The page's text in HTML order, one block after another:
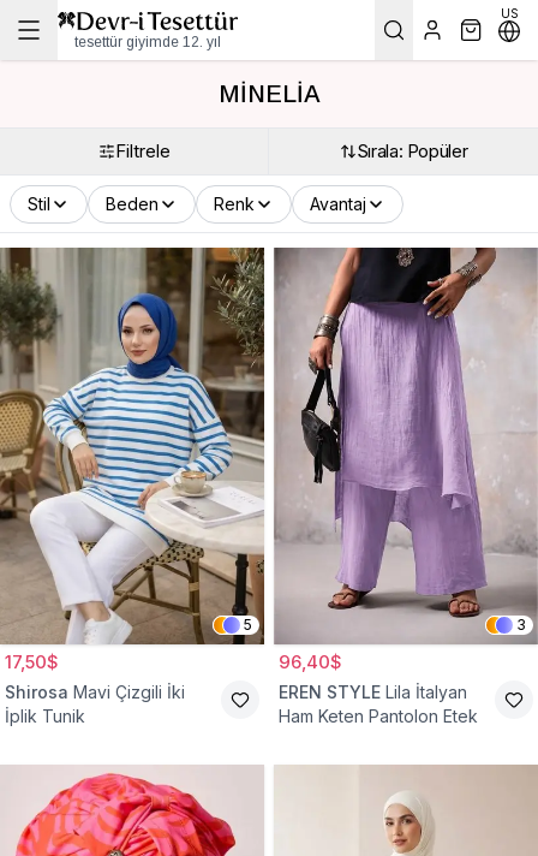
tesettür giyimde 12. yıl
US
MİNELİA
Filtrele Sırala: Popüler
Stil Beden Renk Avantaj
5
17,50$
Shirosa Mavi Çizgili İki
İplik Tunik
3
96,40$
EREN STYLE Lila İtalyan
Ham Keten Pantolon Etek